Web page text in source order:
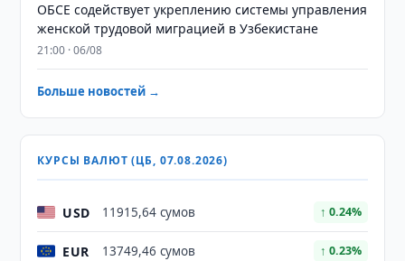
ОБСЕ содействует укреплению системы управления
женской трудовой миграцией в Узбекистане
21:00 · 06/08
Больше новостей →
КУРСЫ ВАЛЮТ (ЦБ, 07.08.2026)
USD 11915,64 сумов ↑ 0.24%
EUR 13749,46 сумов ↑ 0.23%